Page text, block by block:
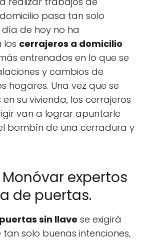
pasa tan solo
de hoy no ha
los cerrajeros a domicilio
entrenados en lo que se
y cambios de
hogares. Una vez que se
su vivienda, los cerrajeros
van a lograr apuntarle
bombín de una cerradura y
expertos
de puertas.
sin llave se exigirá
solo buenas intenciones,